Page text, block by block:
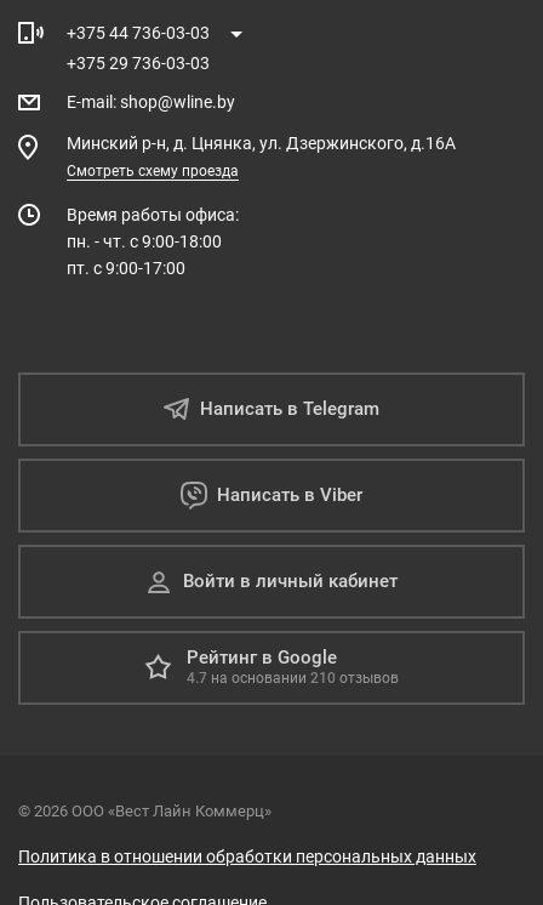
+375 44 736-03-03
+375 29 736-03-03
E-mail :shop@wline.by
Минский р-н, д. Цнянка, ул. Дзержинского, д.16А
Смотреть схему проезда
Время работы офиса:
пн. - чт. с 9:00-18:00
пт. с 9:00-17:00
Написать в Telegram
Написать в Viber
Войти в личный кабинет
Рейтинг в Google
4.7 на основании 210 отзывов
© 2026 ООО «Вест Лайн Коммерц»
Политика в отношении обработки персональных данных